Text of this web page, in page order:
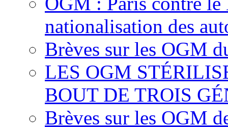
nationalisation des
Brèves sur les OGM
LES OGM
BOUT DE TROIS
Brèves sur les OGM